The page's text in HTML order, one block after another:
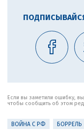
Если вы заметили ошибку,
чтобы сообщить об этом
ВОЙНА С РФ БОРРЕЛЬ